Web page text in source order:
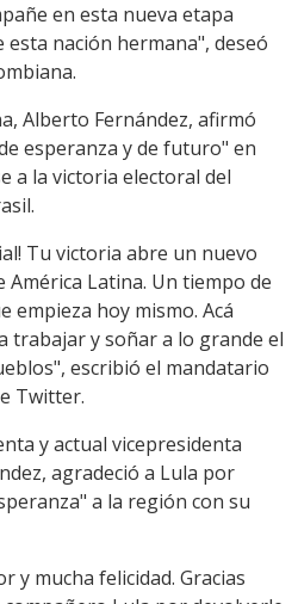
en esta nueva etapa
nación hermana", deseó
Alberto Fernández, afirmó
esperanza y de futuro" en
a la victoria electoral del
Tu victoria abre un nuevo
Latina. Un tiempo de
empieza hoy mismo. Acá
trabajar y soñar a lo grande el
escribió el mandatario
Twitter.
y actual vicepresidenta
agradeció a Lula por
a la región con su
y mucha felicidad. Gracias